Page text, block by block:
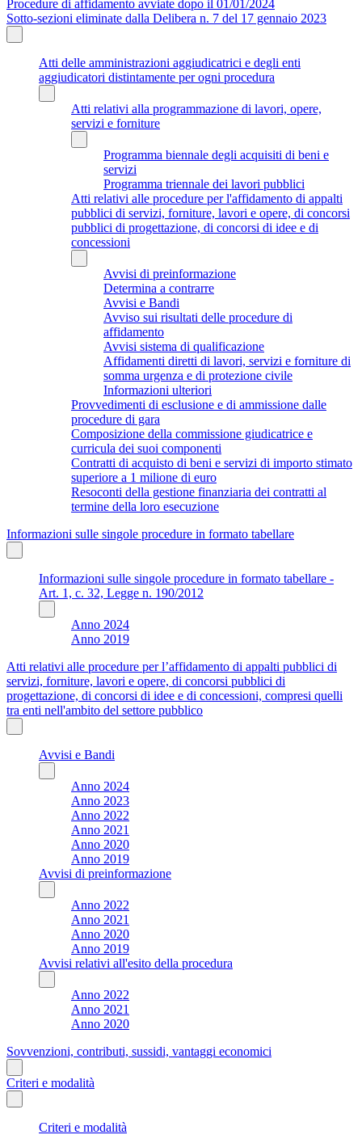
Procedure di affidamento avviate dopo il 01/01/2024
Sotto-sezioni eliminate dalla Delibera n. 7 del 17 gennaio 2023
Atti delle amministrazioni aggiudicatrici e degli enti
aggiudicatori distintamente per ogni procedura
Atti relativi alla programmazione di lavori, opere,
servizi e forniture
Programma biennale degli acquisiti di beni e
servizi
Programma triennale dei lavori pubblici
Atti relativi alle procedure per l'affidamento di appalti
pubblici di servizi, forniture, lavori e opere, di concorsi
pubblici di progettazione, di concorsi di idee e di
concessioni
Avvisi di preinformazione
Determina a contrarre
Avvisi e Bandi
Avviso sui risultati delle procedure di
affidamento
Avvisi sistema di qualificazione
Affidamenti diretti di lavori, servizi e forniture di
somma urgenza e di protezione civile
Informazioni ulteriori
Provvedimenti di esclusione e di ammissione dalle
procedure di gara
Composizione della commissione giudicatrice e
curricula dei suoi componenti
Contratti di acquisto di beni e servizi di importo stimato
superiore a 1 milione di euro
Resoconti della gestione finanziaria dei contratti al
termine della loro esecuzione
Informazioni sulle singole procedure in formato tabellare
Informazioni sulle singole procedure in formato tabellare -
Art. 1, c. 32, Legge n. 190/2012
Anno 2024
Anno 2019
Atti relativi alle procedure per l’affidamento di appalti pubblici di
servizi, forniture, lavori e opere, di concorsi pubblici di
progettazione, di concorsi di idee e di concessioni, compresi quelli
tra enti nell'ambito del settore pubblico
Avvisi e Bandi
Anno 2024
Anno 2023
Anno 2022
Anno 2021
Anno 2020
Anno 2019
Avvisi di preinformazione
Anno 2022
Anno 2021
Anno 2020
Anno 2019
Avvisi relativi all'esito della procedura
Anno 2022
Anno 2021
Anno 2020
Sovvenzioni, contributi, sussidi, vantaggi economici
Criteri e modalità
Criteri e modalità